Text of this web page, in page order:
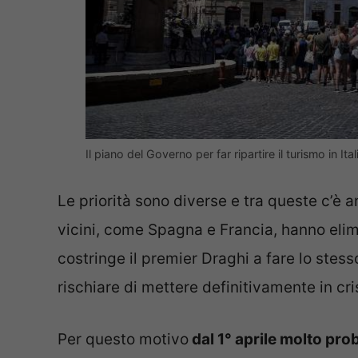
Il piano del Governo per far ripartire il turismo in
Le priorità sono diverse e tra queste c’è
vicini, come Spagna e Francia, hanno
costringe il premier Draghi a fare lo
rischiare di mettere definitivamente in
Per questo motivo dal 1° aprile molto